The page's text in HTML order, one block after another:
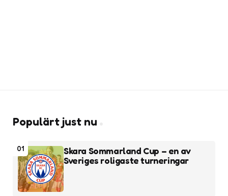
Populärt just nu
01
Skara Sommarland Cup – en av
Sveriges roligaste turneringar